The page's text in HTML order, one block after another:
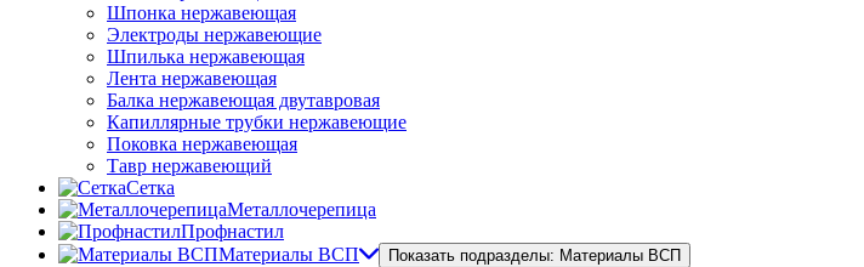
Шпонка нержавеющая
Электроды нержавеющие
Шпилька нержавеющая
Лента нержавеющая
Балка нержавеющая двутавровая
Капиллярные трубки нержавеющие
Поковка нержавеющая
Тавр нержавеющий
Сетка
Металлочерепица
Профнастил
Материалы ВСП
Показать подразделы: Материалы ВСП